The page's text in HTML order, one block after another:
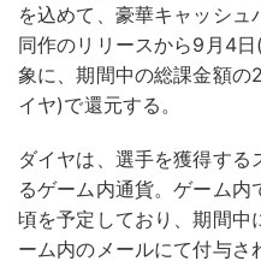
を込めて、豪華キャッシュ
同作のリリースから9月4
象に、期間中の総課金額
イヤ)で還元する。
ダイヤは、選手を獲得す
るゲーム内通貨。ゲーム
頃を予定しており、期間中
ーム内のメールにて付与さ